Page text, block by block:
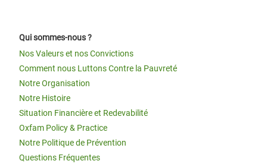
Qui sommes-nous ?
Nos Valeurs et nos Convictions
Comment nous Luttons Contre la Pauvreté
Notre Organisation
Notre Histoire
Situation Financière et Redevabilité
Oxfam Policy & Practice
Notre Politique de Prévention
Questions Fréquentes